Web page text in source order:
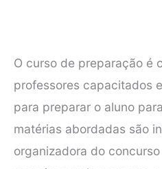
O curso de preparação é
professores capacitados
para preparar o aluno
matérias abordadas são
organizadora do